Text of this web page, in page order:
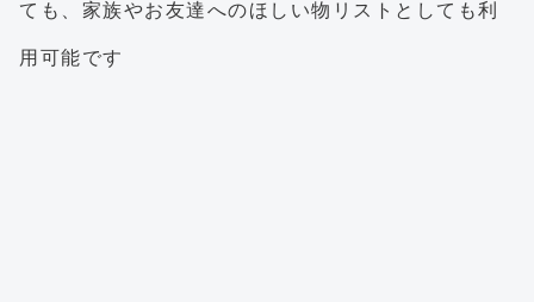
ても、家族やお友達へのほしい物リストとしても利
用可能です